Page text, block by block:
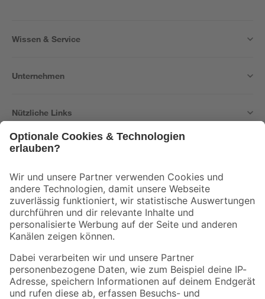
Wissen & Service
Unternehmen
Nützliche Links
Der toom Newsletter: Keine Angebote und Aktionen mehr verpassen!
Zur Newsletter Anmeldung
Folge uns
Zahlungsarten Versandarten